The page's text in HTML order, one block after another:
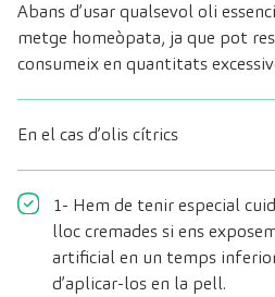
Abans d’usar qualsevol oli
metge homeòpata, ja que pot
consumeix en quantitats
En el cas d’olis cítrics
1- Hem de tenir especial
lloc cremades si ens
artificial en un temps
d’aplicar-los en la pell.